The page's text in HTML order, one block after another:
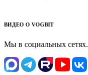
ВИДЕО О VOGBIT
Мы в социальных сетях.